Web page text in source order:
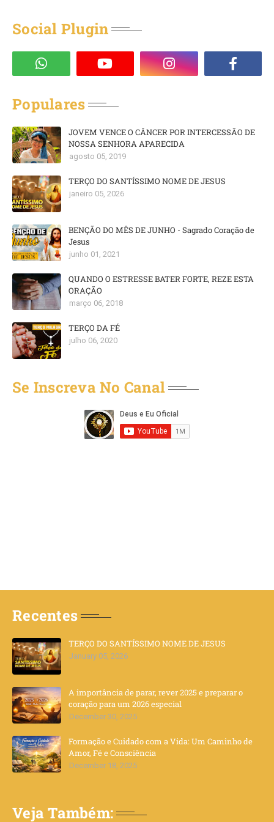
Social Plugin
Populares
JOVEM VENCE O CÂNCER POR INTERCESSÃO DE
NOSSA SENHORA APARECIDA
agosto 05, 2019
TERÇO DO SANTÍSSIMO NOME DE JESUS
janeiro 05, 2026
BENÇÃO DO MÊS DE JUNHO - Sagrado Coração de
Jesus
junho 01, 2021
QUANDO O ESTRESSE BATER FORTE, REZE ESTA
ORAÇÃO
março 06, 2018
TERÇO DA FÉ
julho 06, 2020
Se Inscreva No Canal
Recentes
TERÇO DO SANTÍSSIMO NOME DE JESUS
January 05, 2026
A importância de parar, rever 2025 e preparar o
coração para um 2026 especial
December 30, 2025
Formação e Cuidado com a Vida: Um Caminho de
Amor, Fé e Consciência
December 18, 2025
Veja Também: